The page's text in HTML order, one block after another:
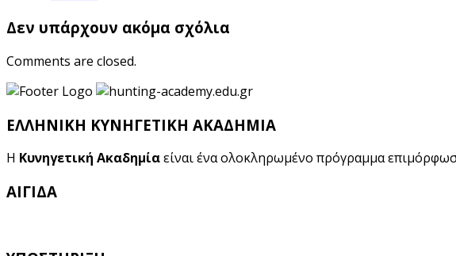
Δεν υπάρχουν ακόμα σχόλια
Comments are closed.
ΕΛΛΗΝΙΚΗ ΚΥΝΗΓΕΤΙΚΗ ΑΚΑΔΗΜΙΑ
Η Κυνηγετική Ακαδημίαείναι ένα ολοκληρωμένο πρόγραμμα
ΑΙΓΙΔΑ